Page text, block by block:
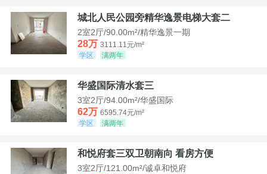
城北人民公园旁精华逸景电梯大套二
2室2厅/90.00m²/精华逸景一期
28万 3111.11元/m²
学区
满两年
华盛国际清水套三
3室2厅/94.00m²/华盛国际
62万 6595.74元/m²
学区
满两年
和悦府套三双卫朝南向 看房方便
3室2厅/121.00m²/诚卓和悦府